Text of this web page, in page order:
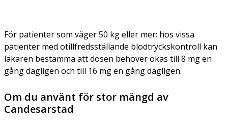
För patienter som väger 50 kg eller mer: hos vissa
patienter med otillfredsställande blodtryckskontroll kan
läkaren bestämma att dosen behöver ökas till 8 mg en
gång dagligen och till 16 mg en gång dagligen.
Om du använt för stor mängd av
Candesarstad